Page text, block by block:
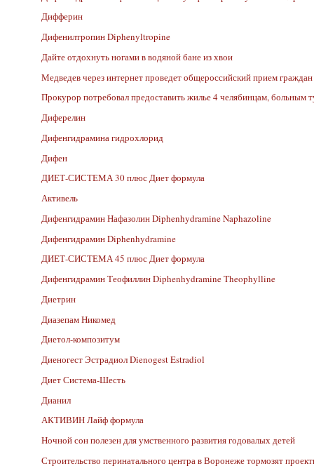
Дифферин
Дифенилтропин Diphenyltropine
Дайте отдохнуть ногами в водяной бане из хвои
Медведев через интернет проведет общероссийский прием граждан
Прокурор потребовал предоставить жилье 4 челябинцам, больным
Диферелин
Дифенгидрамина гидрохлорид
Дифен
ДИЕТ-СИСТЕМА 30 плюс Диет формула
Активель
Дифенгидрамин Нафазолин Diphenhydramine Naphazoline
Дифенгидрамин Diphenhydramine
ДИЕТ-СИСТЕМА 45 плюс Диет формула
Дифенгидрамин Теофиллин Diphenhydramine Theophylline
Диетрин
Диазепам Никомед
Диетол-композитум
Диеногест Эстрадиол Dienogest Estradiol
Диет Система-Шесть
Дианил
АКТИВИН Лайф формула
Ночной сон полезен для умственного развития годовалых детей
Строительство перинатального центра в Воронеже тормозят